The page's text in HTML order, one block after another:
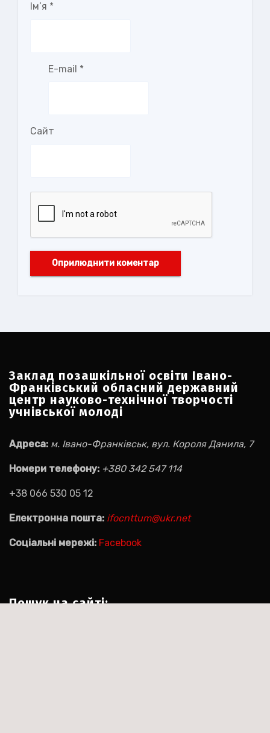
Ім’я *
E-mail *
Сайт
Заклад позашкільної освіти Івано-
Франківський обласний державний
центр науково-технічної творчості
учнівської молоді
Адреса: м. Івано-Франківськ, вул. Короля Данила, 7
Номери телефону: +380 342 547 114
+38 066 530 05 12
Електронна пошта: ifocnttum@ukr.net
Соціальні мережі: Facebook
Пошук на сайті: